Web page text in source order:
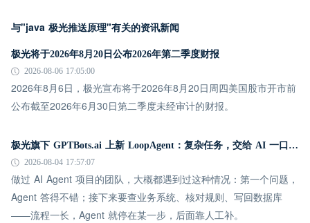
与"java 极光推送原理"有关的资讯新闻
极光将于2026年8月20日公布2026年第二季度财报
2026-08-06 17:05:00
2026年8月6日，极光宣布将于2026年8月20日周四美国股市开市前
公布截至2026年6月30日第二季度未经审计的财报。
极光旗下 GPTBots.ai 上新 LoopAgent：复杂任务，交给 AI 一口气跑完
2026-08-04 17:57:07
做过 AI Agent 项目的团队，大概都遇到过这种情况：第一个问题，
Agent 答得不错；接下来要查业务系统、核对规则、写回数据库
——流程一长，Agent 就停在某一步，后面靠人工补。